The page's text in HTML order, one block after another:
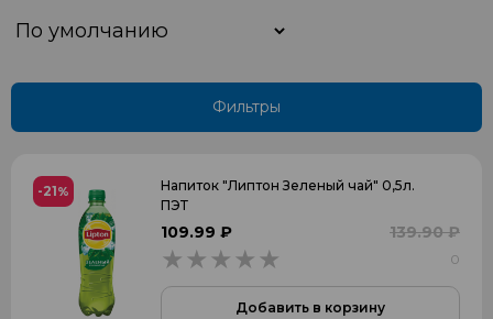
Фильтры
-21%
Напиток "Липтон Зеленый чай" 0,5л.
ПЭТ
109.99 ₽ 139.90 ₽
0
Добавить в корзину